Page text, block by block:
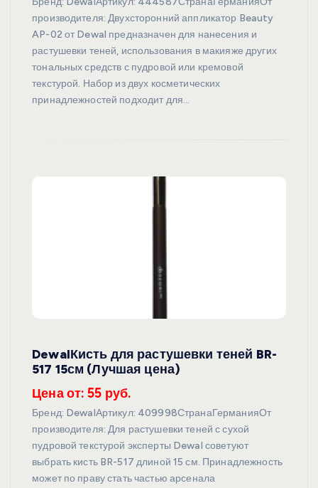
производителя: Двухсторонний аппликатор Beauty
AP-02 от Dewal предназначен для нанесения и
растушевки теней, использования в макияже других
тональных средств с пудровой или кремовой
текстурой. Набор из двух косметических
принадлежностей подходит для…
DewalКисть для растушевки теней BR-
517 15см (Лучшая цена)
Цена от: 55 руб.
Бренд: DewalАртикул: 409998СтранаГерманияОт
производителя: Для растушевки теней с сухой
пудровой текстурой эксперты Dewal советуют
выбрать кисть BR-517 длиной 15 см. Принадлежность
может по праву стать частью арсенала